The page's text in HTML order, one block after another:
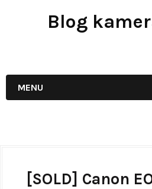
Blog
MENU
[SOLD] Canon